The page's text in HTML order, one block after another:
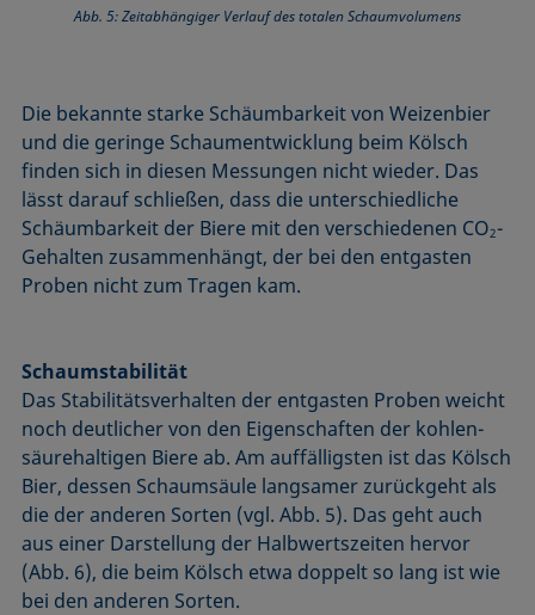
Abb. 5: Zeitabhängiger Verlauf des totalen Schaumvolumens
Die bekannte starke Schäumbarkeit von Weizenbier
und die geringe Schaumentwicklung beim Kölsch
finden sich in diesen Messungen nicht wieder. Das
lässt darauf schließen, dass die unterschiedliche
Schäumbarkeit der Biere mit den verschiedenen CO2-
Gehalten zusam­menhängt, der bei den entgasten
Proben nicht zum Tragen kam.
Schaumstabilität
Das Stabilitätsverhalten der entgasten Proben weicht
noch deutlicher von den Eigenschaften der kohlen­
säurehaltigen Biere ab. Am auffälligsten ist das Kölsch
Bier, dessen Schaumsäule langsamer zurückgeht als
die der anderen Sorten (vgl. Abb. 5). Das geht auch
aus einer Darstellung der Halbwertszeiten hervor
(Abb. 6), die beim Kölsch etwa doppelt so lang ist wie
bei den anderen Sorten.